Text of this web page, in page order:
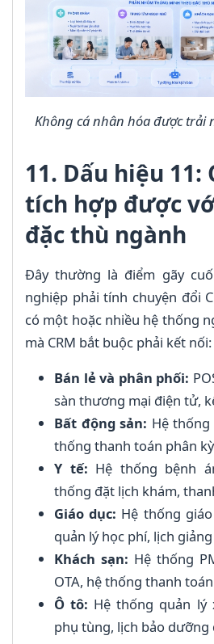
Không cá nhân hóa được trải
11. Dấu hiệu 11:
tích hợp được
đặc thù ngành
Đây thường là điểm gãy
nghiệp phải tính chuyện đổi
có một hoặc nhiều hệ thống
mà CRM bắt buộc phải kết nối:
Bán lẻ và phân phối:
sàn thương mại điện tử,
Bất động sản: Hệ
thống thanh toán phân kỳ
Y tế: Hệ thống bệnh
thống đặt lịch khám,
Giáo dục: Hệ thống
quản lý học phí, lịch
Khách sạn: Hệ thống
OTA, hệ thống thanh toán
Ô tô: Hệ thống quản lý
phụ tùng, lịch bảo dưỡng